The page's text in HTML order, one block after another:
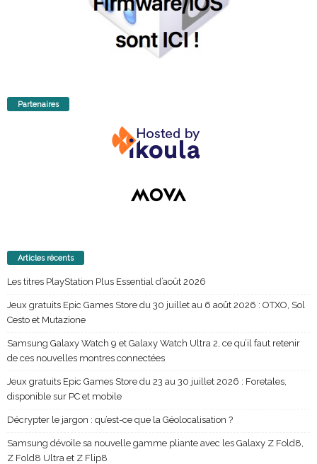
Partenaires
Articles récents
Les titres PlayStation Plus Essential d’août 2026
Jeux gratuits Epic Games Store du 30 juillet au 6 août 2026 : OTXO, Sol
Cesto et Mutazione
Samsung Galaxy Watch 9 et Galaxy Watch Ultra 2, ce qu’il faut retenir
de ces nouvelles montres connectées
Jeux gratuits Epic Games Store du 23 au 30 juillet 2026 : Foretales,
disponible sur PC et mobile
Décrypter le jargon : qu’est-ce que la Géolocalisation ?
Samsung dévoile sa nouvelle gamme pliante avec les Galaxy Z Fold8,
Z Fold8 Ultra et Z Flip8